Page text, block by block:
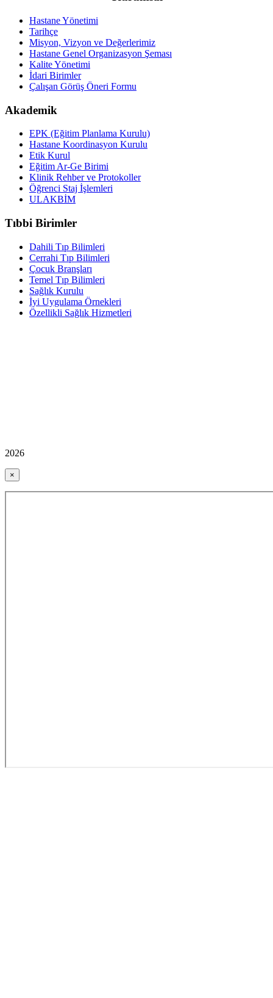
Hastane Yönetimi
Tarihçe
Misyon, Vizyon ve Değerlerimiz
Hastane Genel Organizasyon Şeması
Kalite Yönetimi
İdari Birimler
Çalışan Görüş Öneri Formu
Akademik
EPK (Eğitim Planlama Kurulu)
Hastane Koordinasyon Kurulu
Etik Kurul
Eğitim Ar-Ge Birimi
Klinik Rehber ve Protokoller
Öğrenci Staj İşlemleri
ULAKBİM
Tıbbi Birimler
Dahili Tıp Bilimleri
Cerrahi Tıp Bilimleri
Çocuk Branşları
Temel Tıp Bilimleri
Sağlık Kurulu
İyi Uygulama Örnekleri
Özellikli Sağlık Hizmetleri
2026
×